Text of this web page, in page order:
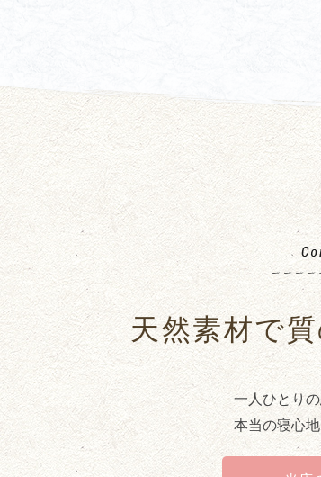
天然素材で
一人ひとり
本当の寝心